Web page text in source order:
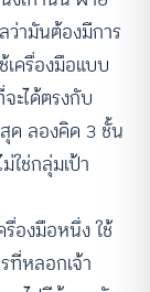
ว่ามันต้องมีการ
เครื่องมือแบบ
ะได้ตรงกับ
ด ลองคิด 3 ชั้น
ใช่กลุ่มเป้า
รื่องมือหนึ่ง ใช้
ที่หลอกเจ้า